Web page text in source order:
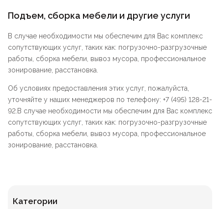
Подъем, сборка мебели и другие услуги
В случае необходимости мы обеспечим для Вас комплекс
сопутствующих услуг, таких как: погрузочно-разгрузочные
работы, сборка мебели, вывоз мусора, профессиональное
зонирование, расстановка.
Об условиях предоставления этих услуг, пожалуйста,
уточняйте у наших менеджеров по телефону: +7 (495) 128-21-
92.В случае необходимости мы обеспечим для Вас комплекс
сопутствующих услуг, таких как: погрузочно-разгрузочные
работы, сборка мебели, вывоз мусора, профессиональное
зонирование, расстановка.
Категории